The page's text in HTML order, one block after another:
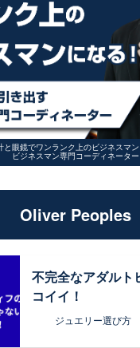
と眼鏡でワンランク上のビジネスマン
ビジネスマン専門コーディネーター
Oliver Peoples
不完全なアダルト
コイイ！
ジュエリー選び方